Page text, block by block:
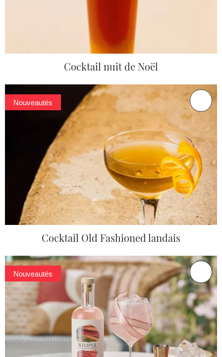
Cocktail nuit de Noël
Nouveautés
Cocktail Old Fashioned landais
Nouveautés